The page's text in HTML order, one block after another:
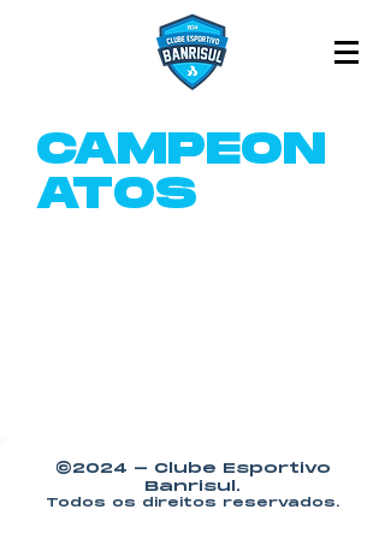
CAMPEON
ATOS
©2024 - Clube Esportivo
Banrisul.
Todos os direitos reservados.